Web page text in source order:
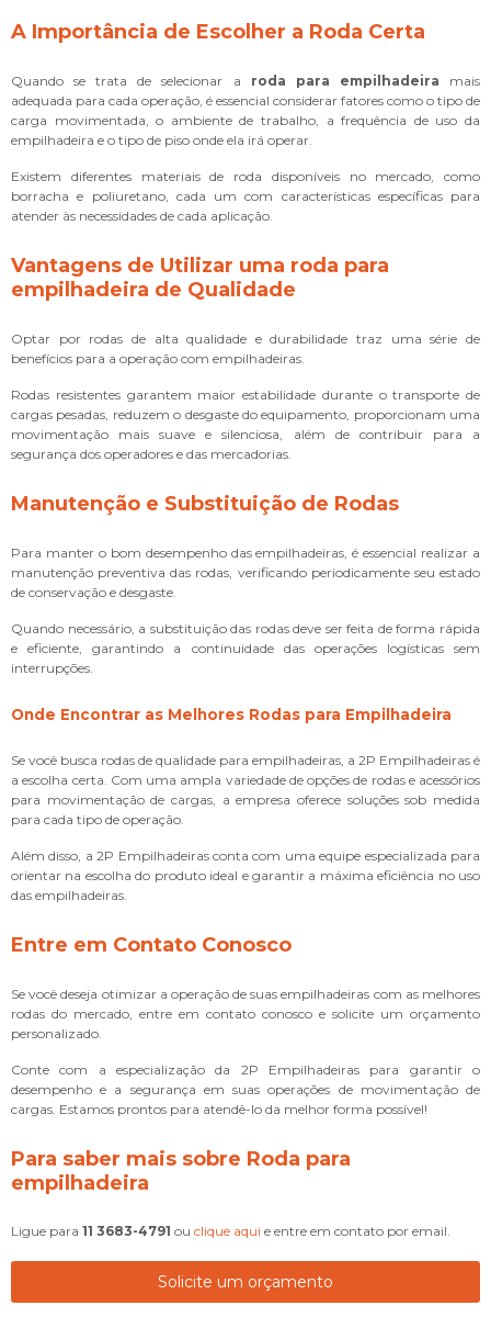
A Importância de Escolher a Roda Certa
Quando se trata de selecionar a roda para empilhadeira mais
adequada para cada operação, é essencial considerar fatores como o tipo de
carga movimentada, o ambiente de trabalho, a frequência de uso da
empilhadeira e o tipo de piso onde ela irá operar.
Existem diferentes materiais de roda disponíveis no mercado, como
borracha e poliuretano, cada um com características específicas para
atender às necessidades de cada aplicação.
Vantagens de Utilizar uma roda para
empilhadeira de Qualidade
Optar por rodas de alta qualidade e durabilidade traz uma série de
benefícios para a operação com empilhadeiras.
Rodas resistentes garantem maior estabilidade durante o transporte de
cargas pesadas, reduzem o desgaste do equipamento, proporcionam uma
movimentação mais suave e silenciosa, além de contribuir para a
segurança dos operadores e das mercadorias.
Manutenção e Substituição de Rodas
Para manter o bom desempenho das empilhadeiras, é essencial realizar a
manutenção preventiva das rodas, verificando periodicamente seu estado
de conservação e desgaste.
Quando necessário, a substituição das rodas deve ser feita de forma rápida
e eficiente, garantindo a continuidade das operações logísticas sem
interrupções.
Onde Encontrar as Melhores Rodas para Empilhadeira
Se você busca rodas de qualidade para empilhadeiras, a 2P Empilhadeiras é
a escolha certa. Com uma ampla variedade de opções de rodas e acessórios
para movimentação de cargas, a empresa oferece soluções sob medida
para cada tipo de operação.
Além disso, a 2P Empilhadeiras conta com uma equipe especializada para
orientar na escolha do produto ideal e garantir a máxima eficiência no uso
das empilhadeiras.
Entre em Contato Conosco
Se você deseja otimizar a operação de suas empilhadeiras com as melhores
rodas do mercado, entre em contato conosco e solicite um orçamento
personalizado.
Conte com a especialização da 2P Empilhadeiras para garantir o
desempenho e a segurança em suas operações de movimentação de
cargas. Estamos prontos para atendê-lo da melhor forma possível!
Para saber mais sobre Roda para
empilhadeira
Ligue para 11 3683-4791 ou clique aqui e entre em contato por email.
Solicite um orçamento